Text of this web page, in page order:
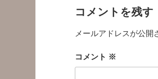
コメントを残す
メールアドレスが公開
コメント ※